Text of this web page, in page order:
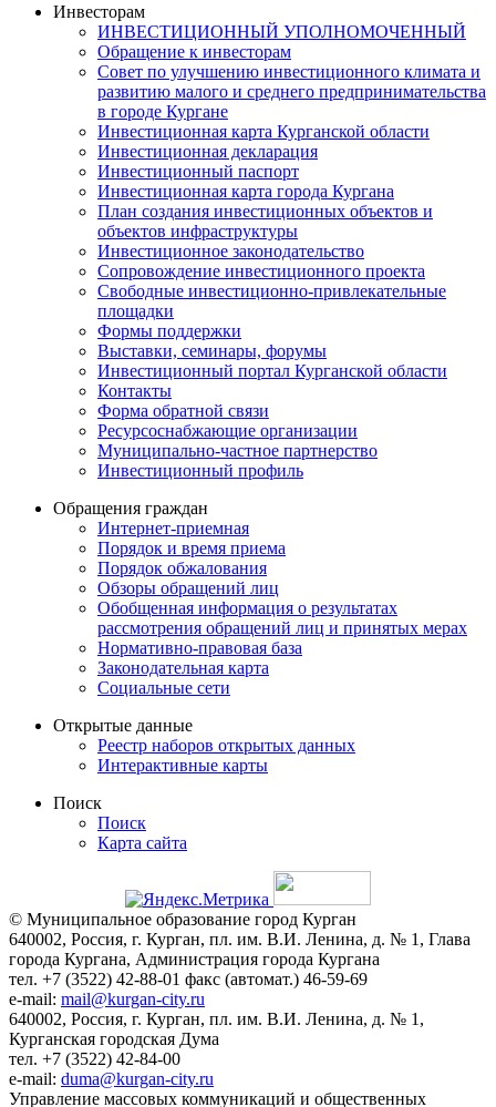
Инвесторам
ИНВЕСТИЦИОННЫЙ УПОЛНОМОЧЕННЫЙ
Обращение к инвесторам
Совет по улучшению инвестиционного климата и
развитию малого и среднего предпринимательства
в городе Кургане
Инвестиционная карта Курганской области
Инвестиционная декларация
Инвестиционный паспорт
Инвестиционная карта города Кургана
План создания инвестиционных объектов и
объектов инфраструктуры
Инвестиционное законодательство
Сопровождение инвестиционного проекта
Свободные инвестиционно-привлекательные
площадки
Формы поддержки
Выставки, семинары, форумы
Инвестиционный портал Курганской области
Контакты
Форма обратной связи
Ресурсоснабжающие организации
Муниципально-частное партнерство
Инвестиционный профиль
Обращения граждан
Интернет-приемная
Порядок и время приема
Порядок обжалования
Обзоры обращений лиц
Обобщенная информация о результатах
рассмотрения обращений лиц и принятых мерах
Нормативно-правовая база
Законодательная карта
Социальные сети
Открытые данные
Реестр наборов открытых данных
Интерактивные карты
Поиск
Поиск
Карта сайта
© Муниципальное образование город Курган
640002, Россия, г. Курган, пл. им. В.И. Ленина, д. № 1, Глава
города Кургана, Администрация города Кургана
тел. +7 (3522) 42-88-01 факс (автомат.) 46-59-69
e-mail: mail@kurgan-city.ru
640002, Россия, г. Курган, пл. им. В.И. Ленина, д. № 1,
Курганская городская Дума
тел. +7 (3522) 42-84-00
e-mail: duma@kurgan-city.ru
Управление массовых коммуникаций и общественных